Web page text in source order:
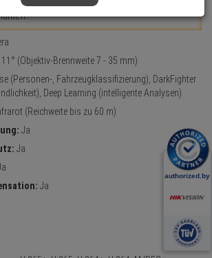
11° (Objektiv-Brennweite 7 - 35 mm)
(Personen-, Fahrzeugklassifizierung), DarkFighter
Deep Learning (intelligente Analysen)
(Reichweite bis zu 60 m)
Ja
Ja
Ja